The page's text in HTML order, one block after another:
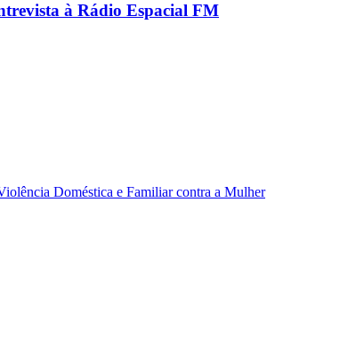
à Rádio Espacial FM
Doméstica e Familiar contra a Mulher